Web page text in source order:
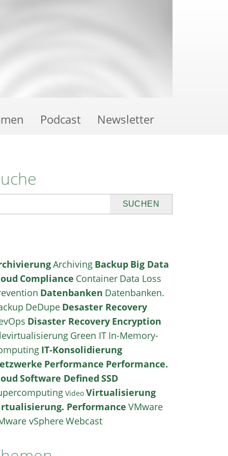
Podcast Newsletter
Archiving Backup Big Data
Compliance Container Data Loss
Datenbanken Datenbanken.
DeDupe Desaster Recovery
Disaster Recovery Encryption
Green IT In-Memory-
IT-Konsolidierung
Performance Performance.
Software Defined SSD
Video Virtualisierung
Performance VMware
vSphereWebcast